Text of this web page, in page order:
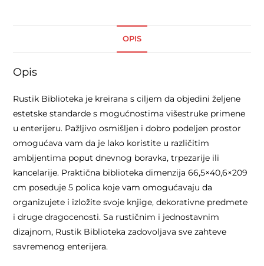
OPIS
Opis
Rustik Biblioteka je kreirana s ciljem da objedini željene
estetske standarde s mogućnostima višestruke primene
u enterijeru. Pažljivo osmišljen i dobro podeljen prostor
omogućava vam da je lako koristite u različitim
ambijentima poput dnevnog boravka, trpezarije ili
kancelarije. Praktična biblioteka dimenzija 66,5×40,6×209
cm poseduje 5 polica koje vam omogućavaju da
organizujete i izložite svoje knjige, dekorativne predmete
i druge dragocenosti. Sa rustičnim i jednostavnim
dizajnom, Rustik Biblioteka zadovoljava sve zahteve
savremenog enterijera.